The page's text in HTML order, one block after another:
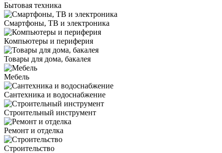
Бытовая техника
Смартфоны, ТВ и электроника
Компьютеры и периферия
Товары для дома, бакалея
Мебель
Сантехника и водоснабжение
Строительный инструмент
Ремонт и отделка
Строительство